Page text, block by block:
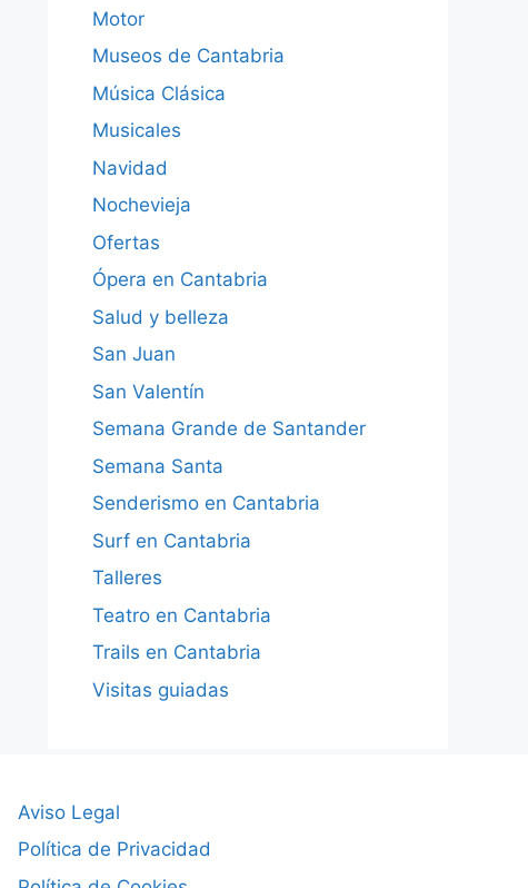
Motor
Museos de Cantabria
Música Clásica
Musicales
Navidad
Nochevieja
Ofertas
Ópera en Cantabria
Salud y belleza
San Juan
San Valentín
Semana Grande de Santander
Semana Santa
Senderismo en Cantabria
Surf en Cantabria
Talleres
Teatro en Cantabria
Trails en Cantabria
Visitas guiadas
Aviso Legal
Política de Privacidad